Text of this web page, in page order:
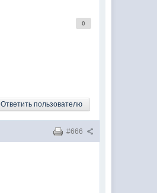
0
Ответить пользователю
#666